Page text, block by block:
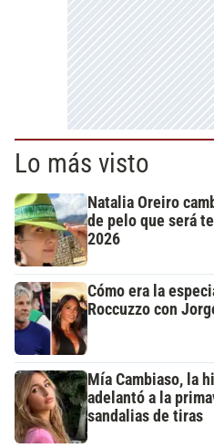
Lo más visto
Natalia Oreiro
de pelo que será
2026
Cómo era la
Roccuzzo con
Mía Cambiaso, la
adelantó a la
sandalias de tiras